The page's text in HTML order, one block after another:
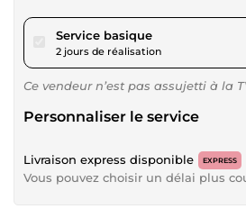
Service basiquepour 17,34 $US
2 jours de réalisation
Ce vendeur n’est pas assujetti à la
Personnaliser le service
Livraison express disponible EXPRESS
Vous pouvez choisir un délai plus